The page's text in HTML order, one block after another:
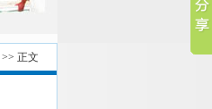
>> 正文